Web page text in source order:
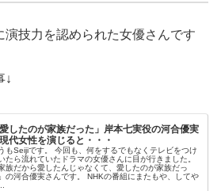
演技力を認められた女優さんです
↓
愛したのが家族だった」岸本七実役の河合優実
代女性を演じると・・・
もSeijiです。 今回も、何をするでもなくテレビをつけ
たら流れていたドラマの女優さんに目が行きました。
家族だから愛したんじゃなくて、愛したのが家族だっ
の河合優実さんです。 NHKの番組にまたもや、してや